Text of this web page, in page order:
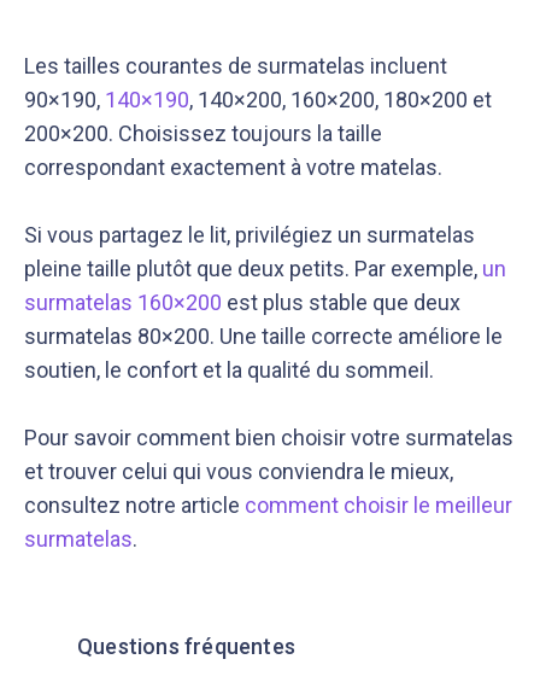
Les tailles courantes de surmatelas incluent
90×190, 140×190, 140×200, 160×200, 180×200 et
200×200. Choisissez toujours la taille
correspondant exactement à votre matelas.
Si vous partagez le lit, privilégiez un surmatelas
pleine taille plutôt que deux petits. Par exemple, un
surmatelas 160×200 est plus stable que deux
surmatelas 80×200. Une taille correcte améliore le
soutien, le confort et la qualité du sommeil.
Pour savoir comment bien choisir votre surmatelas
et trouver celui qui vous conviendra le mieux,
consultez notre article comment choisir le meilleur
surmatelas.
Questions fréquentes